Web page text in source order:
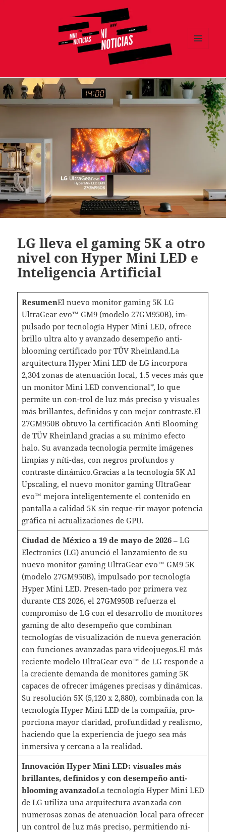
LG lleva el gaming 5K a otro
nivel con Hyper Mini LED e
Inteligencia Artificial
ResumenEl nuevo monitor gaming 5K LG
UltraGear evo™ GM9 (modelo 27GM950B), im-
pulsado por tecnología Hyper Mini LED, ofrece
brillo ultra alto y avanzado desempeño anti-
blooming certificado por TÜV Rheinland.La
arquitectura Hyper Mini LED de LG incorpora
2,304 zonas de atenuación local, 1.5 veces más que
un monitor Mini LED convencional*, lo que
permite un con-trol de luz más preciso y visuales
más brillantes, definidos y con mejor contraste.El
27GM950B obtuvo la certificación Anti Blooming
de TÜV Rheinland gracias a su mínimo efecto
halo. Su avanzada tecnología permite imágenes
limpias y níti-das, con negros profundos y
contraste dinámico.Gracias a la tecnología 5K AI
Upscaling, el nuevo monitor gaming UltraGear
evo™ mejora inteligentemente el contenido en
pantalla a calidad 5K sin reque-rir mayor potencia
gráfica ni actualizaciones de GPU.
Ciudad de México a 19 de mayo de 2026– LG
Electronics (LG) anunció el lanzamiento de su
nuevo monitor gaming UltraGear evo™ GM9 5K
(modelo 27GM950B), impulsado por tecnología
Hyper Mini LED. Presen-tado por primera vez
durante CES 2026, el 27GM950B refuerza el
compromiso de LG con el desarrollo de monitores
gaming de alto desempeño que combinan
tecnologías de visualización de nueva generación
con funciones avanzadas para videojuegos.El más
reciente modelo UltraGear evo™ de LG responde a
la creciente demanda de monitores gaming 5K
capaces de ofrecer imágenes precisas y dinámicas.
Su resolución 5K (5,120 x 2,880), combinada con la
tecnología Hyper Mini LED de la compañía, pro-
porciona mayor claridad, profundidad y realismo,
haciendo que la experiencia de juego sea más
inmersiva y cercana a la realidad.
Innovación Hyper Mini LED: visuales más
brillantes, definidos y con desempeño anti-
blooming avanzadoLa tecnología Hyper Mini LED
de LG utiliza una arquitectura avanzada con
numerosas zonas de atenuación local para ofrecer
un control de luz más preciso, permitiendo ni-